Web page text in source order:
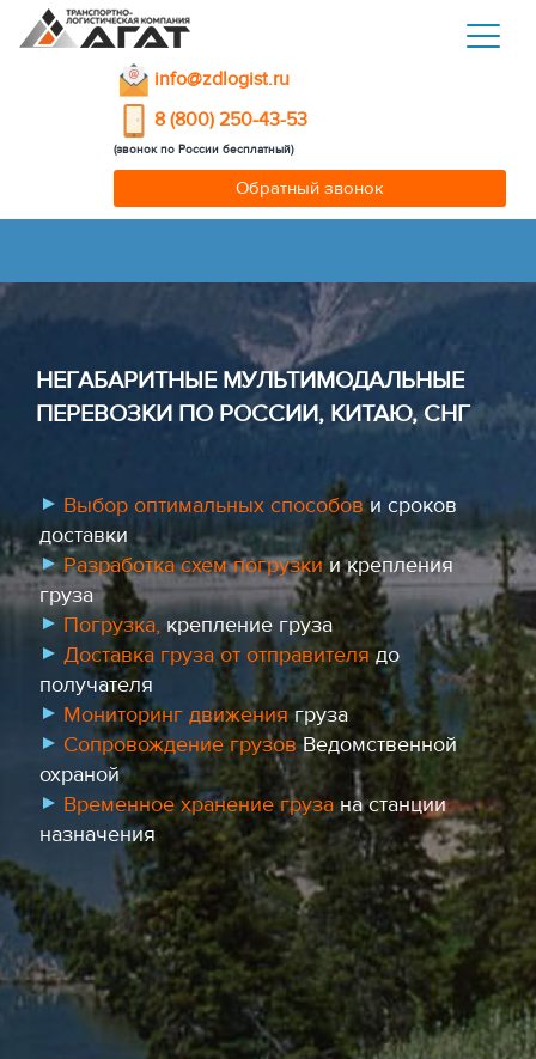
info@zdlogist.ru
8 (800) 250-43-53
(звонок по России бесплатный)
Обратный звонок
НЕГАБАРИТНЫЕ МУЛЬТИМОДАЛЬНЫЕ
ПЕРЕВОЗКИ ПО РОССИИ, КИТАЮ, СНГ
Выбор оптимальных способови сроков
доставки
Разработка схем погрузкии крепления
груза
Погрузка, крепление груза
Доставка груза от отправителядо
получателя
Мониторинг движениягруза
Сопровождение грузовВедомственной
охраной
Временное хранение грузана станции
назначения